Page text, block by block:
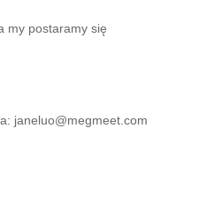
my postaramy się
janeluo@megmeet.com